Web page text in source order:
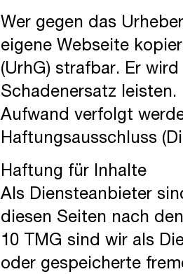
Wer gegen das
eigene Webseite
(UrhG) strafbar. Er
Schadenersatz
Aufwand verfolgt
Haftungsausschluss
Haftung für Inhalte
Als Diensteanbieter
diesen Seiten nach
10 TMG sind wir als
oder gespeicherte